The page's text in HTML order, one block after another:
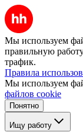
Мы используем
правильную
трафик.
Правила
Мы используем
файлов cookie
Понятно
Ищу работу